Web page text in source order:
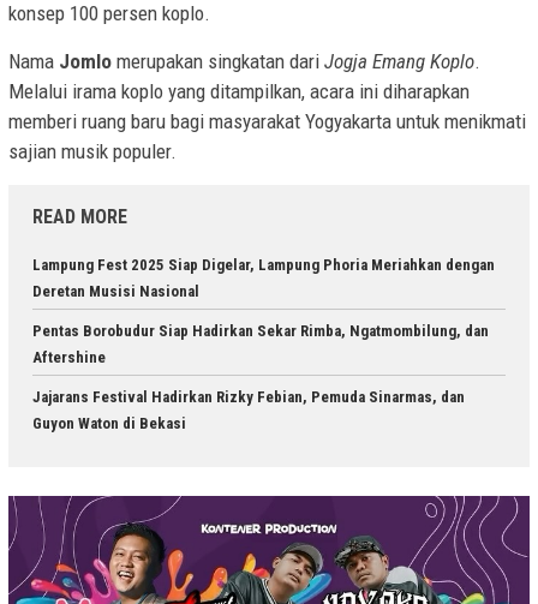
konsep 100 persen koplo.
Nama Jomlo merupakan singkatan dari Jogja Emang Koplo.
Melalui irama koplo yang ditampilkan, acara ini diharapkan
memberi ruang baru bagi masyarakat Yogyakarta untuk menikmati
sajian musik populer.
READ MORE
Lampung Fest 2025 Siap Digelar, Lampung Phoria Meriahkan dengan
Deretan Musisi Nasional
Pentas Borobudur Siap Hadirkan Sekar Rimba, Ngatmombilung, dan
Aftershine
Jajarans Festival Hadirkan Rizky Febian, Pemuda Sinarmas, dan
Guyon Waton di Bekasi